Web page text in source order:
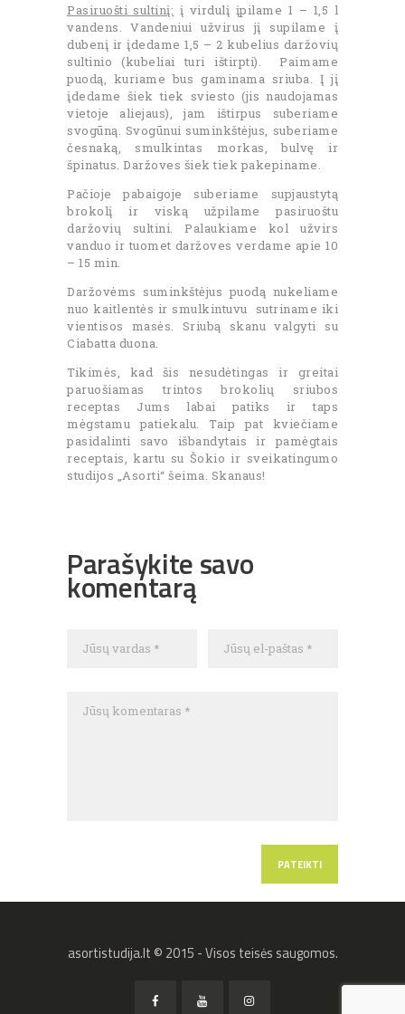
Pasiruošti sultinį: į virdulį įpilame 1 – 1,5 l
vandens. Vandeniui užvirus jį supilame į
dubenį ir įdedame 1,5 – 2 kubelius daržovių
sultinio (kubeliai turi ištirpti). Paimame
puodą, kuriame bus gaminama sriuba. Į jį
įdedame šiek tiek sviesto (jis naudojamas
vietoje aliejaus), jam ištirpus suberiame
svogūną. Svogūnui suminkštėjus, suberiame
česnaką, smulkintas morkas, bulvę ir
špinatus. Daržoves šiek tiek pakepiname.
Pačioje pabaigoje suberiame supjaustytą
brokolį ir viską užpilame pasiruoštu
daržovių sultini. Palaukiame kol užvirs
vanduo ir tuomet daržoves verdame apie 10
– 15 min.
Daržovėms suminkštėjus puodą nukeliame
nuo kaitlentės ir smulkintuvu sutriname iki
vientisos masės. Sriubą skanu valgyti su
Ciabatta duona.
Tikimės, kad šis nesudėtingas ir greitai
paruošiamas trintos brokolių sriubos
receptas Jums labai patiks ir taps
mėgstamu patiekalu. Taip pat kviečiame
pasidalinti savo išbandytais ir pamėgtais
receptais, kartu su Šokio ir sveikatingumo
studijos „Asorti“ šeima. Skanaus!
Parašykite savo
komentarą
asortistudija.lt © 2015 - Visos teisės saugomos.